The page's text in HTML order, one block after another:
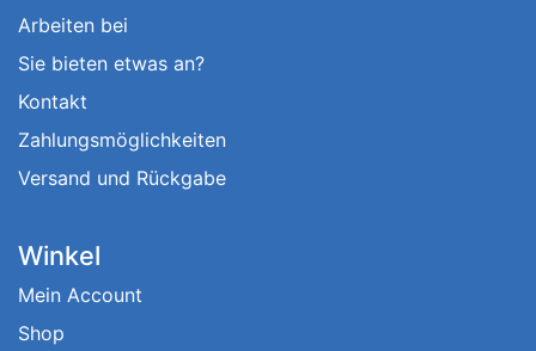
Arbeiten bei
Sie bieten etwas an?
Kontakt
Zahlungsmöglichkeiten
Versand und Rückgabe
Winkel
Mein Account
Shop